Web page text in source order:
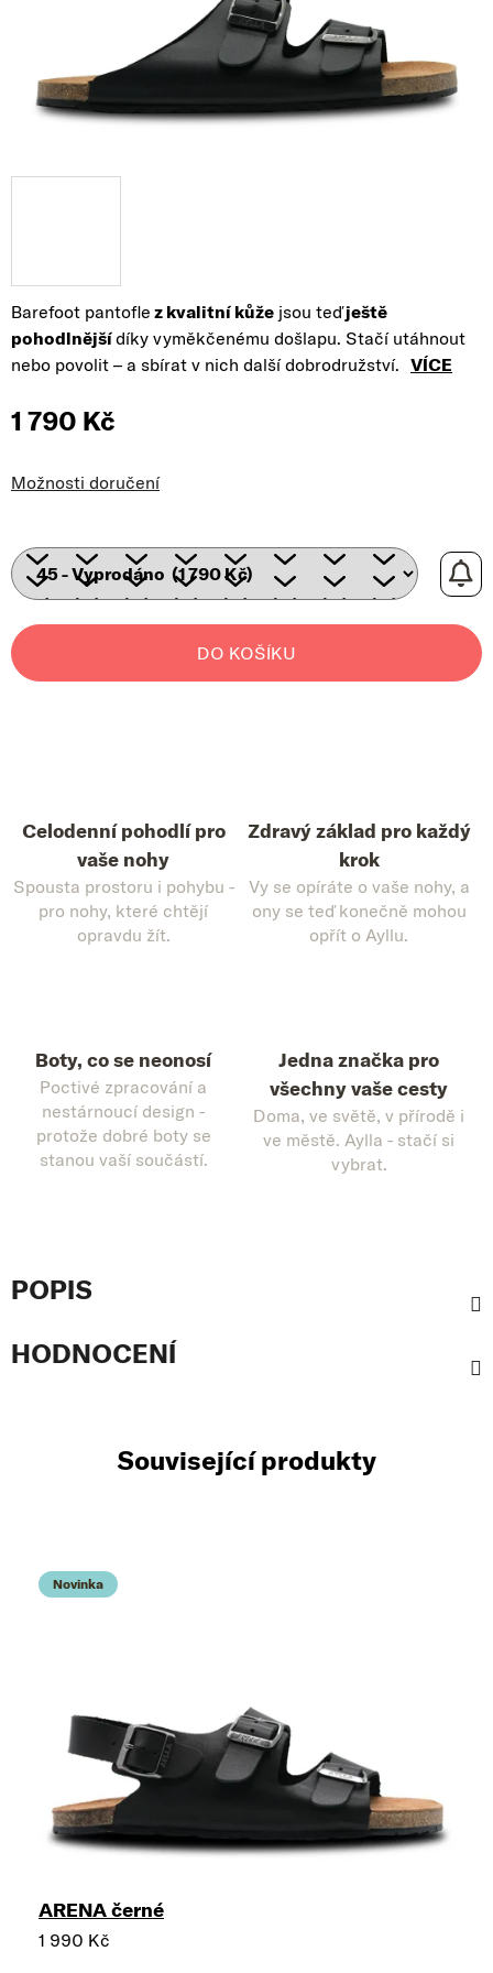
Barefoot pantofle z kvalitní kůže jsou teďještě
pohodlnějšídíky vyměkčenému došlapu. Stačí utáhnout
nebo povolit – a sbírat v nich další dobrodružství. VÍCE
1 790 Kč
Možnosti doručení
DO KOŠÍKU
Celodenní pohodlí pro
vaše nohy
Spousta prostoru i pohybu -
pro nohy, které chtějí
opravdu žít.
Zdravý základ pro každý
krok
Vy se opíráte o vaše nohy, a
ony se teď konečně mohou
opřít o Ayllu.
Boty, co se neonosí
Poctivé zpracování a
nestárnoucí design -
protože dobré boty se
stanou vaší součástí.
Jedna značka pro
všechny vaše cesty
Doma, ve světě, v přírodě i
ve městě. Aylla - stačí si
vybrat.
POPIS
HODNOCENÍ
Související produkty
Novinka
ARENA černé
1 990 Kč